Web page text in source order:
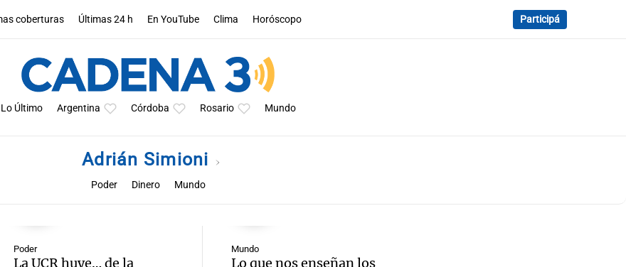
coberturas Últimas 24 h En YouTube Clima Horóscopo Participá
Lo Último Argentina Córdoba Rosario Mundo
Adrián Simioni
Poder Dinero Mundo
Poder
La UCR huye… de la
Mundo
Lo que nos enseñan los